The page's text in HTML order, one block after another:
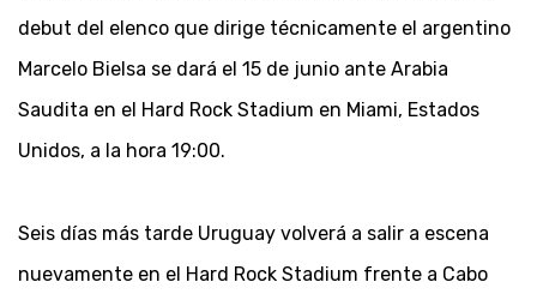
debut del elenco que dirige técnicamente el argentino
Marcelo Bielsa se dará el 15 de junio ante Arabia
Saudita en el Hard Rock Stadium en Miami, Estados
Unidos, a la hora 19:00.
Seis días más tarde Uruguay volverá a salir a escena
nuevamente en el Hard Rock Stadium frente a Cabo